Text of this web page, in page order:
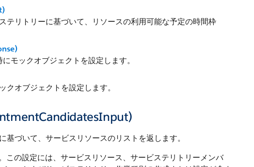
テリトリーに基づいて、リソースの利用可能な予定の時間枠
モックオブジェクトを設定します。
クオブジェクトを設定します。
づいて、サービスリソースのリストを返します。
の設定には、サービスリソース、サービステリトリーメンバ